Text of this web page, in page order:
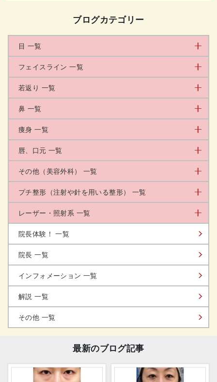
ブログカテゴリー
目 一覧
フェイスライン 一覧
若返り 一覧
鼻 一覧
痩身 一覧
唇、口元 一覧
その他（美容外科） 一覧
プチ整形（注射や針を用いる整形） 一覧
レーザー・照射系 一覧
院長体験！ 一覧
院長 一覧
インフォメーション 一覧
解説 一覧
その他 一覧
最新のブログ記事